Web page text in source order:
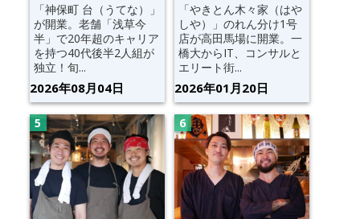
「神保町 台（うてな）」
が開業。老舗「浅草今
半」で20年超のキャリア
を持つ40代後半2人組が
独立！旬...
2026年08月04日
「やきとん木々家（はや
しや）」のれん分け1号
店が高田馬場に開業。一
橋大からIT、コンサルと
エリート街...
2026年01月20日